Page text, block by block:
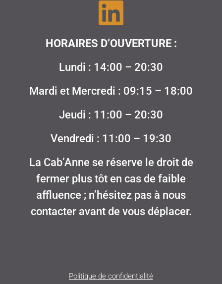
HORAIRES D’OUVERTURE :
Lundi : 14:00 – 20:30
Mardi et Mercredi : 09:15 – 18:00
Jeudi : 11:00 – 20:30
Vendredi : 11:00 – 19:30
La Cab’Anne se réserve le droit de
fermer plus tôt en cas de faible
affluence ; n’hésitez pas à nous
contacter avant de vous déplacer.
Politique de confidentialité